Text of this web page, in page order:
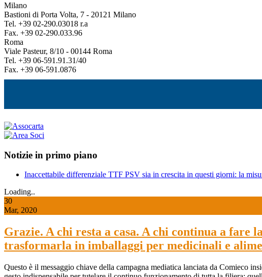
Milano
Bastioni di Porta Volta, 7 - 20121 Milano
Tel. +39 02-290.03018 r.a
Fax. +39 02-290.033.96
Roma
Viale Pasteur, 8/10 - 00144 Roma
Tel. +39 06-591.91.31/40
Fax. +39 06-591.0876
Notizie in primo piano
Inaccettabile differenziale TTF PSV sia in crescita in questi giorni: la
Loading..
30
Mar, 2020
Grazie. A chi resta a casa. A chi continua a
trasformarla in imballaggi per medicinali e
Questo è il messaggio chiave della campagna mediatica lanciata da Comieco